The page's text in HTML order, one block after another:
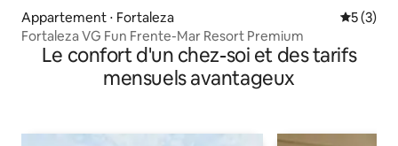
Appartement ⋅ Fortaleza
5 (3)
Fortaleza VG Fun Frente-Mar Resort Premium
Le confort d'un chez-soi et des tarifs
mensuels avantageux